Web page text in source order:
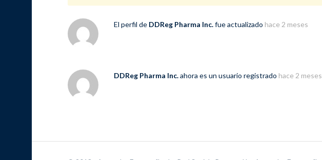
El perfil de DDReg Pharma Inc.fue actualizado hace 2 meses
DDReg Pharma Inc.ahora es un usuario registrado hace 2 meses